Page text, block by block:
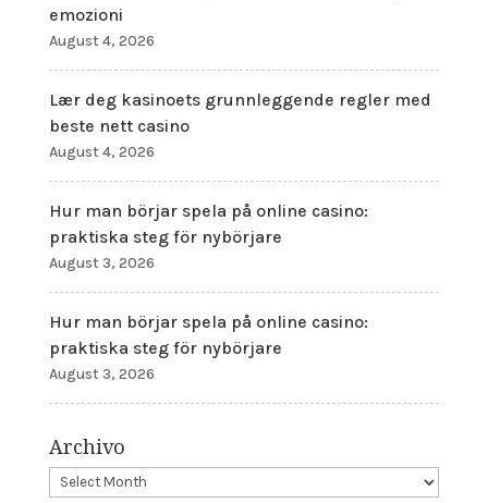
emozioni
August 4, 2026
Lær deg kasinoets grunnleggende regler med
beste nett casino
August 4, 2026
Hur man börjar spela på online casino:
praktiska steg för nybörjare
August 3, 2026
Hur man börjar spela på online casino:
praktiska steg för nybörjare
August 3, 2026
Archivo